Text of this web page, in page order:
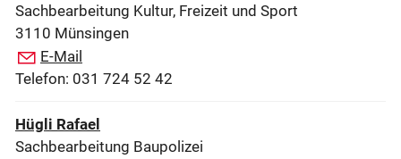
Sachbearbeitung Kultur, Freizeit und Sport
3110 Münsingen
E-Mail
Telefon: 031 724 52 42
Hügli Rafael
Sachbearbeitung Baupolizei